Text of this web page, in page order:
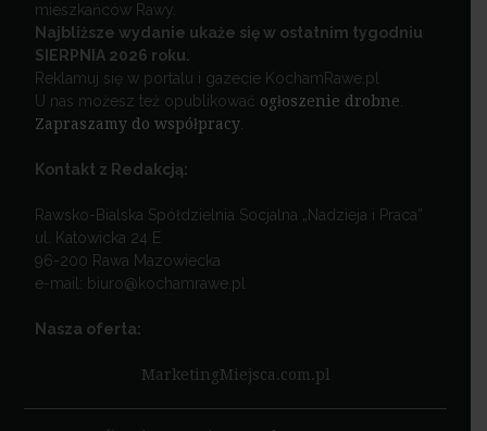
mieszkańców Rawy.
Najbliższe wydanie ukaże się w ostatnim tygodniu
SIERPNIA 2026 roku.
Reklamuj się w portalu i gazecie KochamRawe.pl
U nas możesz też opublikować ogłoszenie drobne.
Zapraszamy do współpracy.
Kontakt z Redakcją:
Rawsko-Bialska Spółdzielnia Socjalna „Nadzieja i Praca”
ul. Katowicka 24 E
96-200 Rawa Mazowiecka
e-mail: biuro@kochamrawe.pl
Nasza oferta:
MarketingMiejsca.com.pl